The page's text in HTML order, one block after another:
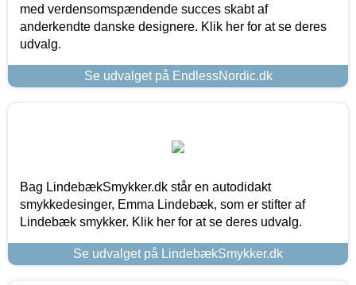
med verdensomspændende succes skabt af
anderkendte danske designere. Klik her for at se deres
udvalg.
Se udvalget på EndlessNordic.dk
Bag LindebækSmykker.dk står en autodidakt
smykkedesinger, Emma Lindebæk, som er stifter af
Lindebæk smykker. Klik her for at se deres udvalg.
Se udvalget på LindebækSmykker.dk